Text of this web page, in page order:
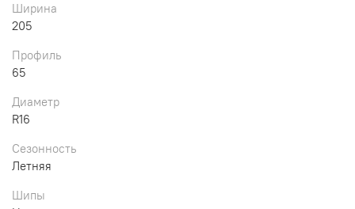
Ширина
205
Профиль
65
Диаметр
R16
Сезонность
Летняя
Шипы